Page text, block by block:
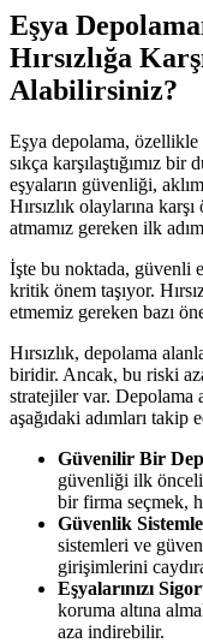
Eşya
Hırsızlığa
Alabilirsiniz?
Eşya depolama, özellikle
sıkça karşılaştığımız
eşyaların güvenliği,
Hırsızlık olaylarına
atmamız gereken ilk
İşte bu noktada, güvenli
kritik önem taşıyor.
etmemiz gereken bazı
Hırsızlık, depolama
biridir. Ancak, bu riski
stratejiler var. Depolama
aşağıdaki adımları takip
Güvenilir Bir
güvenliği ilk
bir firma seçmek,
Güvenlik
sistemleri ve
girişimlerini
Eşyalarınızı
koruma altına
aza indirebilir.